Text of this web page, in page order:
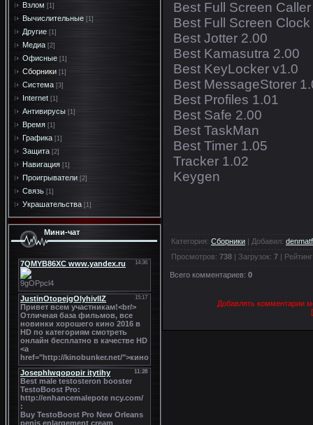
Взлом [1]
Вычислительные [1]
Другие [1]
Медиа [2]
Офисные [1]
Сборники [1]
Система [3]
Internet [1]
Антивирусы [1]
Время [1]
Графика [1]
Защита [2]
Навигация [1]
Проигрыватели [2]
Связь [1]
Украшательства [1]
Мини-чат
Best Full Screen
Best Full Screen
Best Jotter 2.00
Best Kamasutra 2.00
Best KeyLocker v1.0
Best MessageStorer
Best Profiles 1.01
Best Safe 2.00
Best TaskMan
Best Timer 1.05
Tracker 1.02
Keygen
Категория: Сборники | Добавил:
Просмотров: 738 | Загрузок: 7 | Рейтинг
Всего комментариев: 0
Добавлять комментарии